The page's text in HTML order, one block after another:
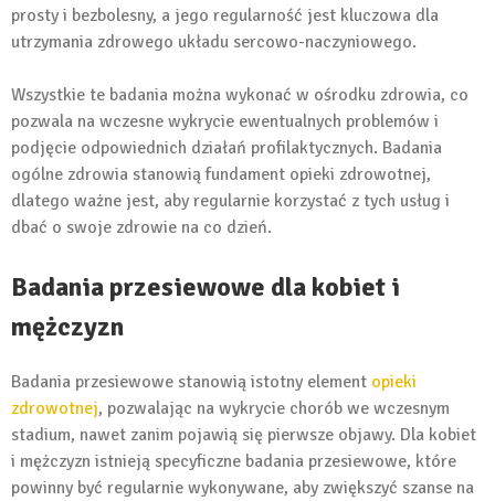
prosty i bezbolesny, a jego regularność jest kluczowa dla
utrzymania zdrowego układu sercowo-naczyniowego.
Wszystkie te badania można wykonać w ośrodku zdrowia, co
pozwala na wczesne wykrycie ewentualnych problemów i
podjęcie odpowiednich działań profilaktycznych. Badania
ogólne zdrowia stanowią fundament opieki zdrowotnej,
dlatego ważne jest, aby regularnie korzystać z tych usług i
dbać o swoje zdrowie na co dzień.
Badania przesiewowe dla kobiet i
mężczyzn
Badania przesiewowe stanowią istotny element opieki
zdrowotnej, pozwalając na wykrycie chorób we wczesnym
stadium, nawet zanim pojawią się pierwsze objawy. Dla kobiet
i mężczyzn istnieją specyficzne badania przesiewowe, które
powinny być regularnie wykonywane, aby zwiększyć szanse na